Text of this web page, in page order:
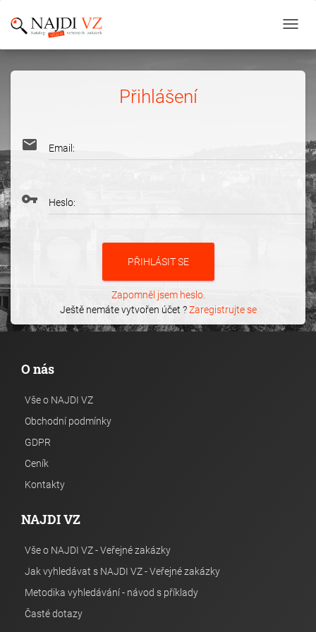
Přihlášení
email Email:
vpn_key Heslo:
Zapomněl jsem heslo.
Ještě nemáte vytvořen účet ?Zaregistrujte se
O nás
Vše o NAJDI VZ
Obchodní podmínky
GDPR
Ceník
Kontakty
NAJDI VZ
Vše o NAJDI VZ - Veřejné zakázky
Jak vyhledávat s NAJDI VZ - Veřejné zakázky
Metodika vyhledávání - návod s příklady
Časté dotazy